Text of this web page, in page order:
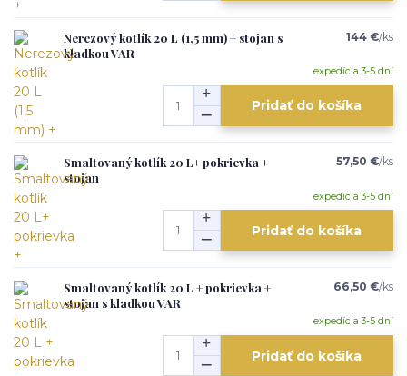
Nerezový kotlík 20 L (1,5 mm) + stojan s
kladkou VAR
144 €/ks
expedícia 3-5 dní
Pridať do košíka
Smaltovaný kotlík 20 L+ pokrievka +
stojan
57,50 €/ks
expedícia 3-5 dní
Pridať do košíka
Smaltovaný kotlík 20 L + pokrievka +
stojan s kladkou VAR
66,50 €/ks
expedícia 3-5 dní
Pridať do košíka